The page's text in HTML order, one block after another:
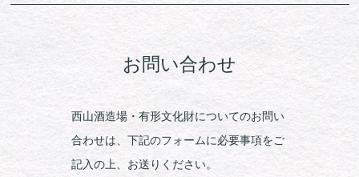
お問い合わせ
西山酒造場・有形文化財についてのお問い
合わせは、下記のフォームに必要事項をご
記入の上、お送りください。